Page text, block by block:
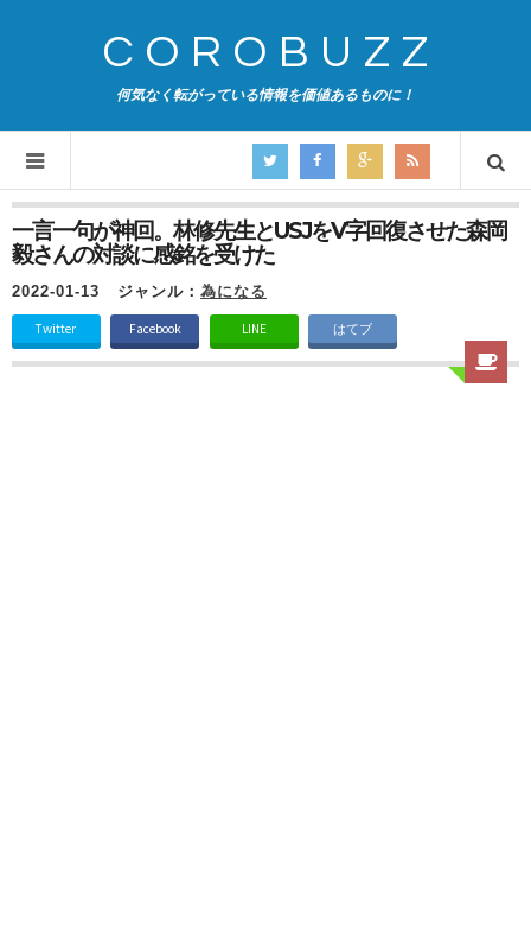
COROBUZZ
何気なく転がっている情報を価値あるものに！
一言一句が神回。林修先生とUSJをV字回復させた森岡
毅さんの対談に感銘を受けた
2022-01-13 ジャンル： 為になる
Twitter Facebook LINE はてブ